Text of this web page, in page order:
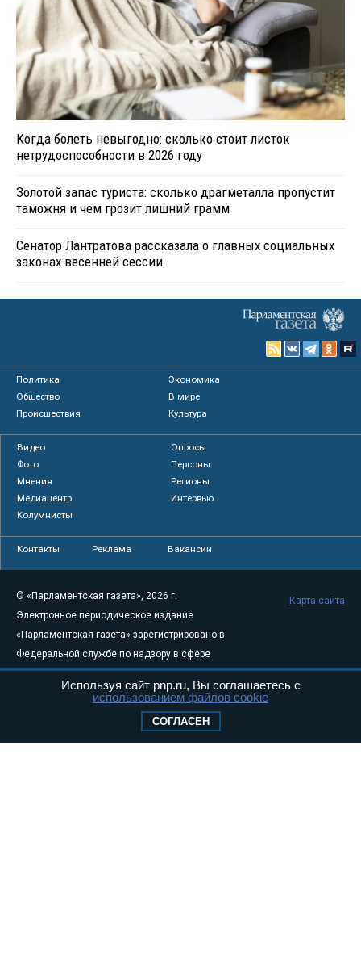
Когда болеть невыгодно: сколько стоит листок
нетрудоспособности в 2026 году
Золотой запас туриста: сколько драгметалла пропустит
таможня и чем грозит лишний грамм
Сенатор Лантратова рассказала о главных социальных
законах весенней сессии
Политика
Экономика
Общество
В мире
Происшествия
Культура
Видео
Опросы
Фото
Персоны
Мнения
Регионы
Медиацентр
Интервью
Колумнисты
Контакты Реклама Вакансии
© «Парламентская газета», 2026 г.
Электронное периодическое издание
«Парламентская газета» зарегистрировано в
Федеральной службе по надзору в сфере
связи, информационных технологий и
массовых коммуникаций (Роскомнадзор) 05
Свидетельство о регистрации Эл № ФС77-
Карта сайта
Используя сайт pnp.ru, Вы соглашаетесь с
использованием файлов cookie
СОГЛАСЕН